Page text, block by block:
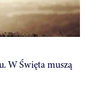
W Święta muszą